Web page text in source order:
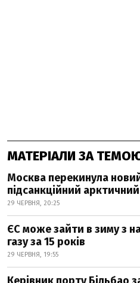
МАТЕРІАЛИ ЗА
Москва перекинула
підсанкційний
29 ЧЕРВНЯ, 20:25
ЄС може зайти в зиму з
газу за 15 років
29 ЧЕРВНЯ, 19:55